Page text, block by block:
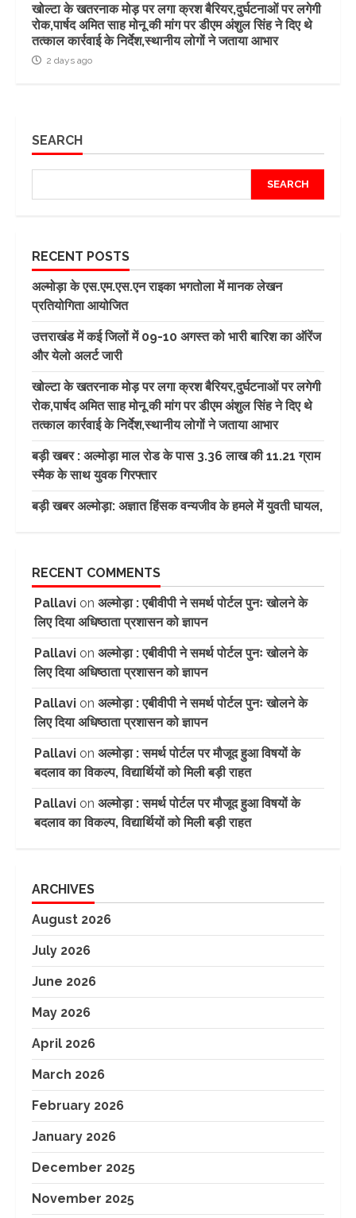
खोल्टा के खतरनाक मोड़ पर लगा क्रश बैरियर,दुर्घटनाओं पर लगेगी
रोक,पार्षद अमित साह मोनू की मांग पर डीएम अंशुल सिंह ने दिए थे
तत्काल कार्रवाई के निर्देश,स्थानीय लोगों ने जताया आभार
2 days ago
SEARCH
SEARCH
RECENT POSTS
अल्मोड़ा के एस.एम.एस.एन राइका भगतोला में मानक लेखन
प्रतियोगिता आयोजित
उत्तराखंड में कई जिलों में 09-10 अगस्त को भारी बारिश का ऑरेंज
और येलो अलर्ट जारी
खोल्टा के खतरनाक मोड़ पर लगा क्रश बैरियर,दुर्घटनाओं पर लगेगी
रोक,पार्षद अमित साह मोनू की मांग पर डीएम अंशुल सिंह ने दिए थे
तत्काल कार्रवाई के निर्देश,स्थानीय लोगों ने जताया आभार
बड़ी खबर : अल्मोड़ा माल रोड के पास 3.36 लाख की 11.21 ग्राम
स्मैक के साथ युवक गिरफ्तार
बड़ी खबर अल्मोड़ा: अज्ञात हिंसक वन्यजीव के हमले में युवती घायल,
RECENT COMMENTS
Pallavi on अल्मोड़ा : एबीवीपी ने समर्थ पोर्टल पुनः खोलने के
लिए दिया अधिष्ठाता प्रशासन को ज्ञापन
Pallavi on अल्मोड़ा : एबीवीपी ने समर्थ पोर्टल पुनः खोलने के
लिए दिया अधिष्ठाता प्रशासन को ज्ञापन
Pallavi on अल्मोड़ा : एबीवीपी ने समर्थ पोर्टल पुनः खोलने के
लिए दिया अधिष्ठाता प्रशासन को ज्ञापन
Pallavi on अल्मोड़ा : समर्थ पोर्टल पर मौजूद हुआ विषयों के
बदलाव का विकल्प, विद्यार्थियों को मिली बड़ी राहत
Pallavi on अल्मोड़ा : समर्थ पोर्टल पर मौजूद हुआ विषयों के
बदलाव का विकल्प, विद्यार्थियों को मिली बड़ी राहत
ARCHIVES
August 2026
July 2026
June 2026
May 2026
April 2026
March 2026
February 2026
January 2026
December 2025
November 2025